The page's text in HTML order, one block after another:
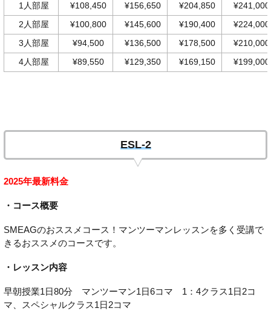
1人部屋 ¥108,450 ¥156,650 ¥204,850 ¥241,000
2人部屋 ¥100,800 ¥145,600 ¥190,400 ¥224,000
3人部屋 ¥94,500 ¥136,500 ¥178,500 ¥210,000
4人部屋 ¥89,550 ¥129,350 ¥169,150 ¥199,000
ESL-2
2025年最新料金
・コース概要
SMEAGのおススメコース！マンツーマンレッスンを多く受講で
きるおススメのコースです。
・レッスン内容
早朝授業1日80分 マンツーマン1日6コマ 1：4クラス1日2コ
マ、スペシャルクラス1日2コマ